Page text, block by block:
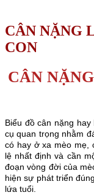
CÂN NẶNG
CON
CÂN
Biểu đồ cân nặng hay
cụ quan trọng nhằm
có hay ở xa mèo mẹ,
lệ nhất định và cần
đoạn vòng đời của
hiện sự phát triển
lứa tuổi.